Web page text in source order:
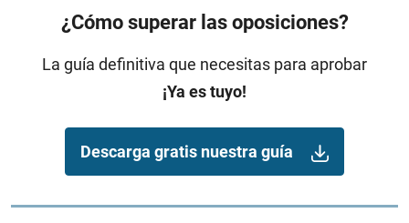
¿Cómo superar las oposiciones?
La guía definitiva que necesitas para aprobar
¡Ya es tuyo!
Descarga gratis nuestra guía